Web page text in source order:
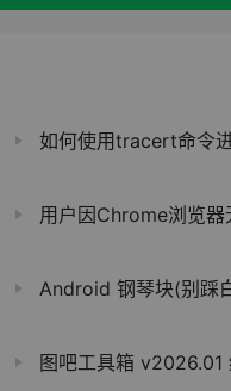
如何使用tracert命令
用户因Chrome浏览器
Android 钢琴块(别踩
图吧工具箱 v2026.01